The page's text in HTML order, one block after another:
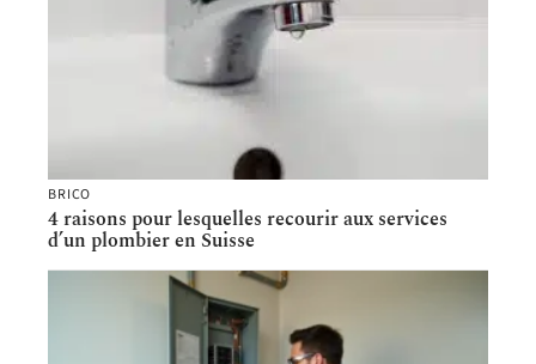
BRICO
4 raisons pour lesquelles recourir aux services
d’un plombier en Suisse